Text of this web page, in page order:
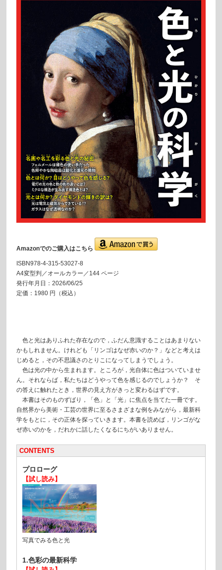
Amazonでのご購入はこちら
ISBN978-4-315-53027-8
A4変型判／オールカラー／144 ページ
発行年月日：2026/06/25
定価：1980 円（税込）
色と光はありふれた存在なので，ふだん意識することはあまりない
かもしれません。けれども「リンゴはなぜ赤いのか？」などと考えは
じめると，その不思議さのとりこになってしまうでしょう。
色は光の中から生まれます。ところが，光自体に色はついていませ
ん。それならば，私たちはどうやって色を感じるのでしょうか？ そ
の答えに触れたとき，世界の見え方がきっと変わるはずです。
本書はそのものずばり，「色」と「光」に焦点を当てた一冊です。
自然界から美術・工芸の世界に至るさまざまな例をみながら，最新科
学をもとに，その正体を探っていきます。本書を読めば，リンゴがな
ぜ赤いのかを，だれかに話したくなるにちがいありません。
CONTENTS
プロローグ
【試し読み】
写真でみる色と光
1.色彩の最新科学